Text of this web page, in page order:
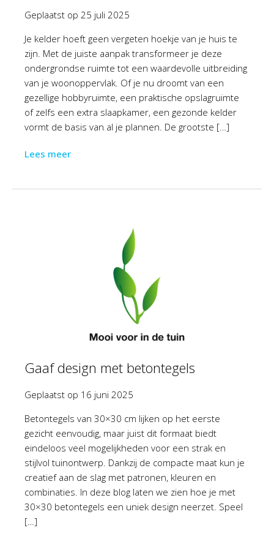
Geplaatst op 25 juli 2025
Je kelder hoeft geen vergeten hoekje van je huis te
zijn. Met de juiste aanpak transformeer je deze
ondergrondse ruimte tot een waardevolle uitbreiding
van je woonoppervlak. Of je nu droomt van een
gezellige hobbyruimte, een praktische opslagruimte
of zelfs een extra slaapkamer, een gezonde kelder
vormt de basis van al je plannen. De grootste […]
Lees meer
Gaaf design met betontegels
Geplaatst op 16 juni 2025
Betontegels van 30×30 cm lijken op het eerste
gezicht eenvoudig, maar juist dit formaat biedt
eindeloos veel mogelijkheden voor een strak en
stijlvol tuinontwerp. Dankzij de compacte maat kun je
creatief aan de slag met patronen, kleuren en
combinaties. In deze blog laten we zien hoe je met
30×30 betontegels een uniek design neerzet. Speel
[…]